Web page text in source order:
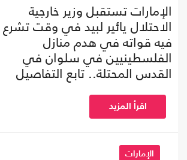
الإمارات تستقبل وزير خارجية
الاحتلال يائير لبيد في وقت تشرع
فيه قواته في هدم منازل
الفلسطينيين في سلوان في
القدس المحتلة.. تابع التفاصيل
اقرأ المزيد
الإمارات